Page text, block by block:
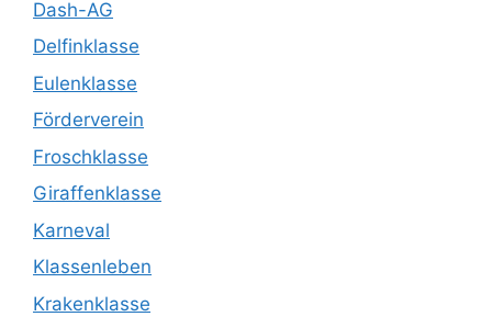
Dash-AG
Delfinklasse
Eulenklasse
Förderverein
Froschklasse
Giraffenklasse
Karneval
Klassenleben
Krakenklasse